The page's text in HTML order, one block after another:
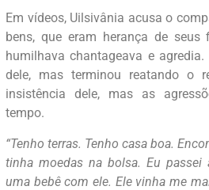
Em vídeos, Uilsivânia acusa o
bens, que eram herança de
humilhava chantageava e
dele, mas terminou reatando o
insistência dele, mas as
tempo.
“Tenho terras. Tenho casa boa.
tinha moedas na bolsa. Eu
uma bebê com ele. Ele vinha me